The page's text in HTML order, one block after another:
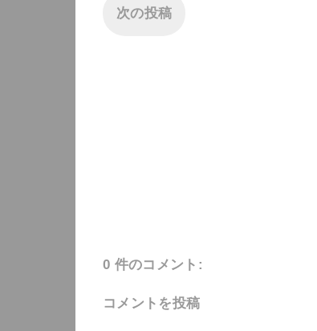
次の投稿
0 件のコメント:
コメントを投稿